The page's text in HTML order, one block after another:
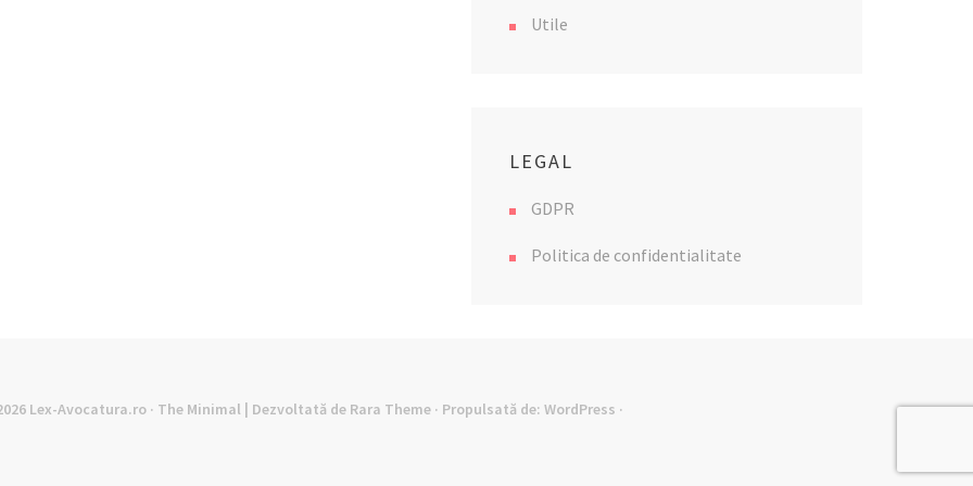
Utile
LEGAL
GDPR
Politica de confidentialitate
Lex-Avocatura.ro · The Minimal | Dezvoltată de Rara Theme · Propulsată de: WordPress ·